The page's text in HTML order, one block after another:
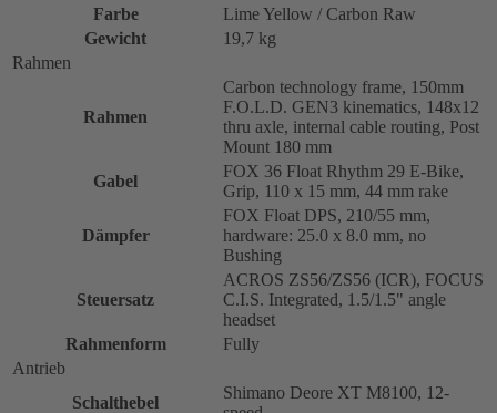
Farbe
Lime Yellow / Carbon Raw
Gewicht
19,7 kg
Rahmen
Rahmen
Carbon technology frame, 150mm
F.O.L.D. GEN3 kinematics, 148x12
thru axle, internal cable routing, Post
Mount 180 mm
Gabel
FOX 36 Float Rhythm 29 E-Bike,
Grip, 110 x 15 mm, 44 mm rake
Dämpfer
FOX Float DPS, 210/55 mm,
hardware: 25.0 x 8.0 mm, no
Bushing
Steuersatz
ACROS ZS56/ZS56 (ICR), FOCUS
C.I.S. Integrated, 1.5/1.5" angle
headset
Rahmenform
Fully
Antrieb
Schalthebel
Shimano Deore XT M8100, 12-